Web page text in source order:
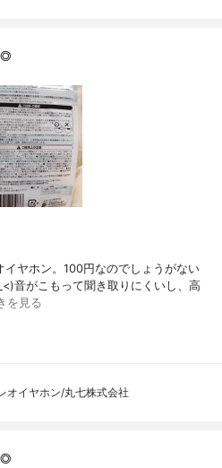
ヤホン。100円なのでしょうがない
音がこもって聞き取りにくいし、高
を見る
オイヤホン/丸七株式会社